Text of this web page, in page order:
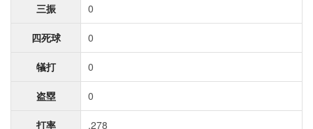
三振 0
四死球 0
犠打 0
盗塁 0
打率 .278